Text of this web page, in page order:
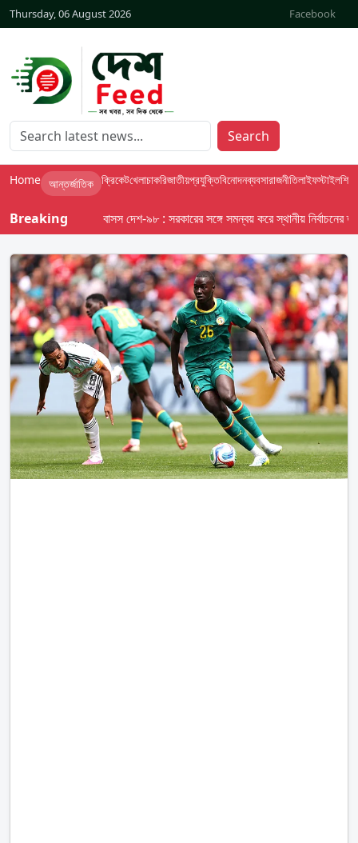
Thursday, 06 August 2026 Facebook
Search
Home আন্তর্জাতিক ক্রিকেটখেলাচাকরিজাতীয়প্রযুক্তিবিনোদনব্যবসারাজনীতিলাইফস্টাইলশিক্ষা
Breaking বাসস দেশ-৯৮ : সরকারের সঙ্গে সমন্বয় করে স্থানীয় নির্বাচনের